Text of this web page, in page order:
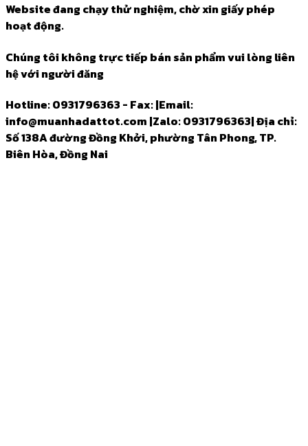
Website đang chạy thử nghiệm, chờ xin giấy phép
hoạt động.
Chúng tôi không trực tiếp bán sản phẩm vui lòng liên
hệ với người đăng
Hotline: 0931796363 - Fax:|Email:
info@muanhadattot.com |Zalo: 0931796363|Địa chỉ:
Số 138A đường Đồng Khởi, phường Tân Phong, TP.
Biên Hòa, Đồng Nai